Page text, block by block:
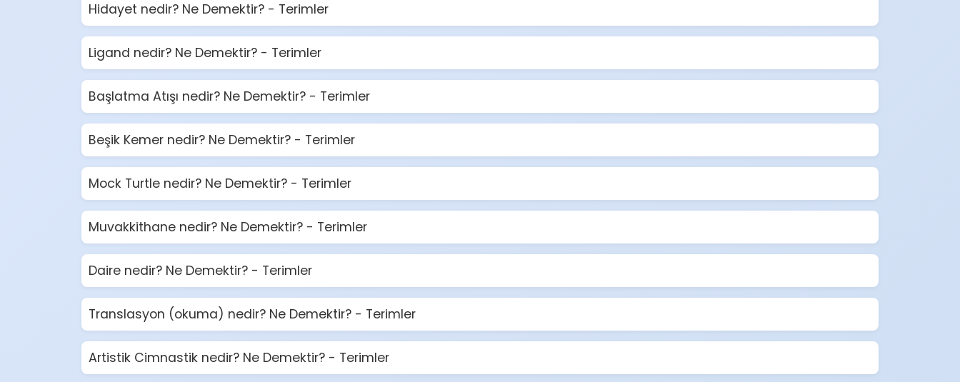
Hidayet nedir? Ne Demektir? - Terimler
Ligand nedir? Ne Demektir? - Terimler
Başlatma Atışı nedir? Ne Demektir? - Terimler
Beşik Kemer nedir? Ne Demektir? - Terimler
Mock Turtle nedir? Ne Demektir? - Terimler
Muvakkithane nedir? Ne Demektir? - Terimler
Daire nedir? Ne Demektir? - Terimler
Translasyon (okuma) nedir? Ne Demektir? - Terimler
Artistik Cimnastik nedir? Ne Demektir? - Terimler